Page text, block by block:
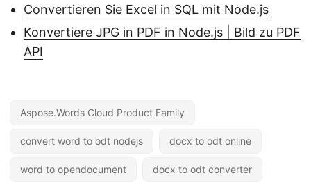
Convertieren Sie Excel in SQL mit Node.js
Konvertiere JPG in PDF in Node.js | Bild zu PDF
API
Aspose.Words Cloud Product Family
convert word to odt nodejs docx to odt online
word to opendocument docx to odt converter